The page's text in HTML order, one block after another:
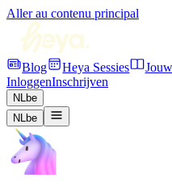
Aller au contenu principal
Blog Heya Sessies
InloggenInschrijven
NLbe
NLbe